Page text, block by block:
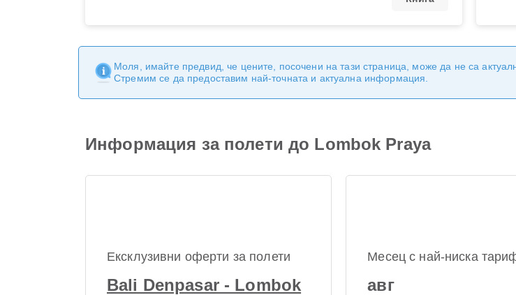
Моля, имайте предвид, че цените, посочени на тази страница, може да не са
Стремим се да предоставим най-точната и актуална информация.
Информация за полети до Lombok Praya
Ексклузивни оферти за полети
Bali Denpasar - Lombok
Месец с най-ниска
авг